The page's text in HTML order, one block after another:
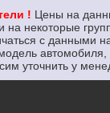
! Цены на
на некоторые
с данными
автомобиля,
уточнить у